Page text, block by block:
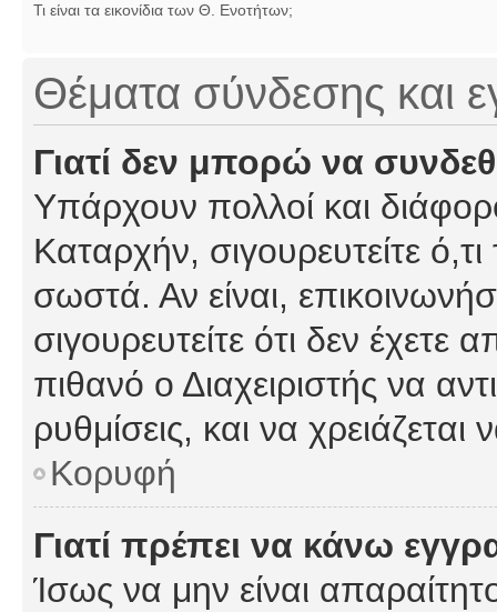
Τι είναι τα εικονίδια των Θ. Ενοτήτων;
Θέματα σύνδεσης και
Γιατί δεν μπορώ να
Υπάρχουν πολλοί και
Καταρχήν, σιγουρευτείτε
σωστά. Αν είναι,
σιγουρευτείτε ότι δεν έχετε
πιθανό ο Διαχειριστής να
ρυθμίσεις, και να χρειάζεται
Κορυφή
Γιατί πρέπει να κάνω
Ίσως να μην είναι